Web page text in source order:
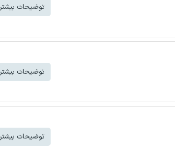
توضیحات بیشتر
توضیحات بیشتر
توضیحات بیشتر